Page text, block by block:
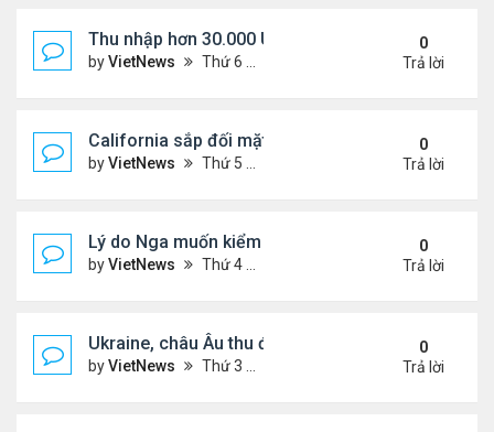
Thu nhập hơn 30.000 USD mỗi tháng mới đủ trả
byVietNews Thứ 6 Tháng 8 22, 2025 3:47 pm
0
Trả lời
California sắp đối mặt đợt nắng nóng hơn 43 độ C
byVietNews Thứ 5 Tháng 8 21, 2025 4:58 pm
0
Trả lời
Lý do Nga muốn kiểm soát toàn bộ vùng Donbass
byVietNews Thứ 4 Tháng 8 20, 2025 4:44 pm
0
Trả lời
Ukraine, châu Âu thu được gì từ cuộc họp với
byVietNews Thứ 3 Tháng 8 19, 2025 4:34 pm
0
Trả lời